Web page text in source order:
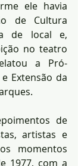
ele havia
de Cultura
de local e,
no teatro
a Pró-
Extensão da
de
artistas e
momentos
1977, com a